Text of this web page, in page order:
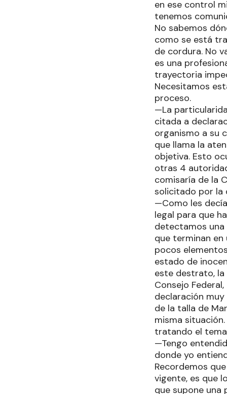
en ese control
tenemos
No sabemos
como se está
de cordura. No
es una
trayectoria
Necesitamos
proceso.
—La
citada a
organismo a su
que llama la
objetiva. Esto
otras 4
comisaría de la
solicitado por la
—Como les
legal para que
detectamos
que terminan en
pocos
estado de
este destrato, la
Consejo
declaración
de la talla de
misma
tratando el
—Tengo
donde yo
Recordemos
vigente, es que
que supone